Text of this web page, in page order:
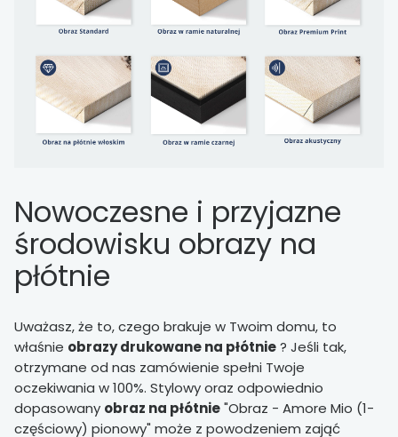
Nowoczesne i przyjazne
środowisku obrazy na
płótnie
Uważasz, że to, czego brakuje w Twoim domu, to
właśnie obrazy drukowane na płótnie? Jeśli tak,
otrzymane od nas zamówienie spełni Twoje
oczekiwania w 100%. Stylowy oraz odpowiednio
dopasowany obraz na płótnie"Obraz - Amore Mio (1-
częściowy) pionowy" może z powodzeniem zająć